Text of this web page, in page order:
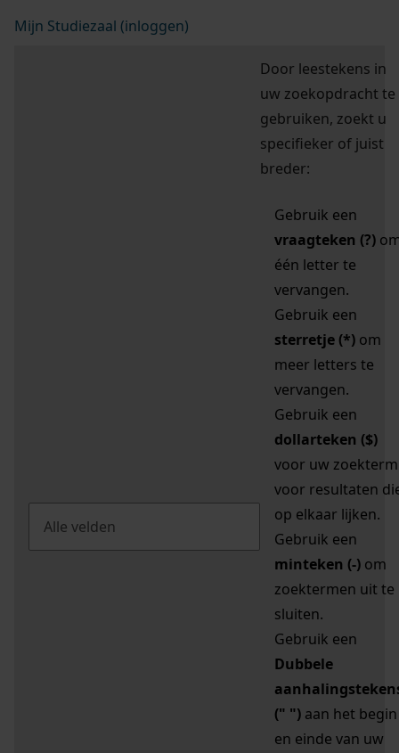
Mijn Studiezaal (inloggen)
Door leestekens in
uw zoekopdracht te
gebruiken, zoekt u
specifieker of juist
breder:
Gebruik een
vraagteken (?)
één letter te
vervangen.
Gebruik een
sterretje (*) om
meer letters te
vervangen.
Gebruik een
dollarteken ($)
voor uw zoekterm
voor resultaten
op elkaar lijken.
Gebruik een
minteken (-) om
zoektermen uit te
sluiten.
Gebruik een
Dubbele
(" ") aan het begin
en einde van uw